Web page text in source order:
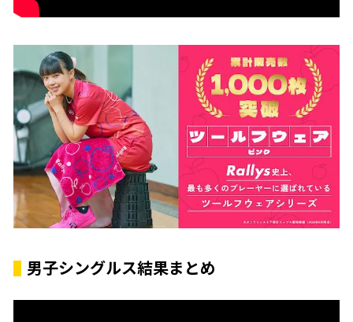
男子シングルス結果まとめ